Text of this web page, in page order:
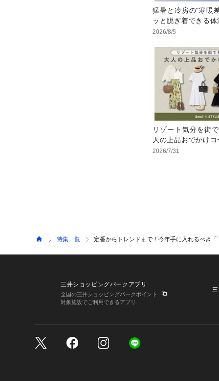
猛暑と冷房の"寒暖
ッと脱ぎ着できる
2026/8/5
リゾート気分を街
人の上品おでかけコ
2026/7/31
特集一覧 定番からトレンドまで！今年手に入れるべき「
三井ショッピングパークアプリ
全国の三井ショッピングパークポイント
対象施設でご利用できるアプリ